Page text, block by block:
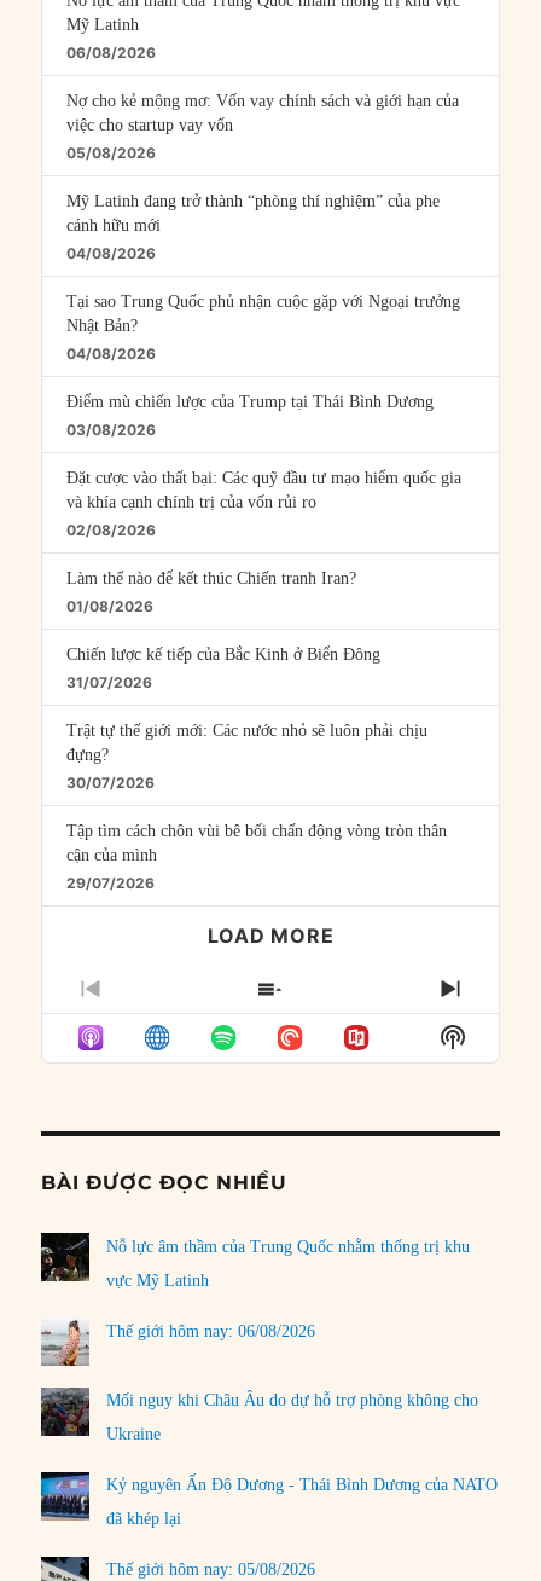
Mỹ Latinh
06/08/2026
Nợ cho kẻ mộng mơ: Vốn vay chính sách và giới hạn của
việc cho startup vay vốn
05/08/2026
Mỹ Latinh đang trở thành “phòng thí nghiệm” của phe
cánh hữu mới
04/08/2026
Tại sao Trung Quốc phủ nhận cuộc gặp với Ngoại trưởng
Nhật Bản?
04/08/2026
Điểm mù chiến lược của Trump tại Thái Bình Dương
03/08/2026
Đặt cược vào thất bại: Các quỹ đầu tư mạo hiểm quốc gia
và khía cạnh chính trị của vốn rủi ro
02/08/2026
Làm thế nào để kết thúc Chiến tranh Iran?
01/08/2026
Chiến lược kế tiếp của Bắc Kinh ở Biển Đông
31/07/2026
Trật tự thế giới mới: Các nước nhỏ sẽ luôn phải chịu
đựng?
30/07/2026
Tập tìm cách chôn vùi bê bối chấn động vòng tròn thân
cận của mình
29/07/2026
LOAD MORE
PREVIOUS
EPISODE
SHOW
EPISODES
LIST
NEXT
Show
Podcast
BÀI ĐƯỢC ĐỌC NHIỀU
Nỗ lực âm thầm của Trung Quốc nhằm thống trị khu
vực Mỹ Latinh
Thế giới hôm nay: 06/08/2026
Mối nguy khi Châu Âu do dự hỗ trợ phòng không cho
Ukraine
Kỷ nguyên Ấn Độ Dương - Thái Bình Dương của NATO
đã khép lại
Thế giới hôm nay: 05/08/2026